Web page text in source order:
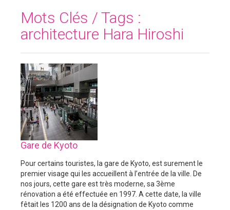
Mots Clés / Tags :
architecture Hara Hiroshi
Gare de Kyoto
Pour certains touristes, la gare de Kyoto, est surement le
premier visage qui les accueillent à l’entrée de la ville. De
nos jours, cette gare est très moderne, sa 3ème
rénovation a été effectuée en 1997. A cette date, la ville
fêtait les 1200 ans de la désignation de Kyoto comme